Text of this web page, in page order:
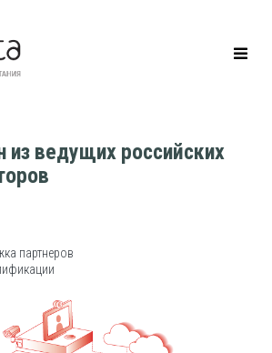
из ведущих российских
партнеров